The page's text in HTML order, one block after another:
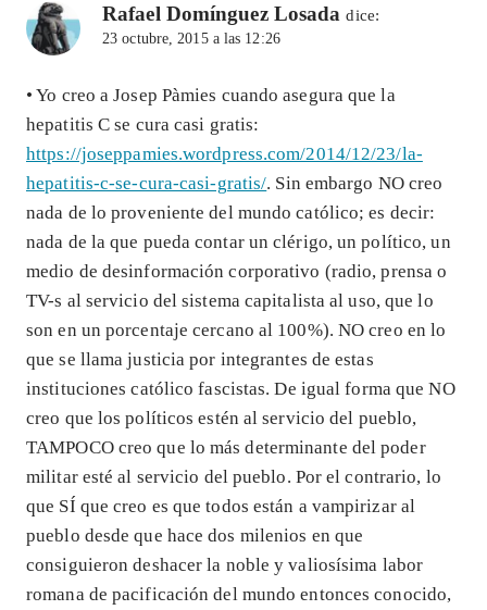
Rafael Domínguez Losada dice:
23 octubre, 2015 a las 12:26
• Yo creo a Josep Pàmies cuando asegura que la
hepatitis C se cura casi gratis:
https://joseppamies.wordpress.com/2014/12/23/la-
hepatitis-c-se-cura-casi-gratis/. Sin embargo NO creo
nada de lo proveniente del mundo católico; es decir:
nada de la que pueda contar un clérigo, un político, un
medio de desinformación corporativo (radio, prensa o
TV-s al servicio del sistema capitalista al uso, que lo
son en un porcentaje cercano al 100%). NO creo en lo
que se llama justicia por integrantes de estas
instituciones católico fascistas. De igual forma que NO
creo que los políticos estén al servicio del pueblo,
TAMPOCO creo que lo más determinante del poder
militar esté al servicio del pueblo. Por el contrario, lo
que SÍ que creo es que todos están a vampirizar al
pueblo desde que hace dos milenios en que
consiguieron deshacer la noble y valiosísima labor
romana de pacificación del mundo entonces conocido,